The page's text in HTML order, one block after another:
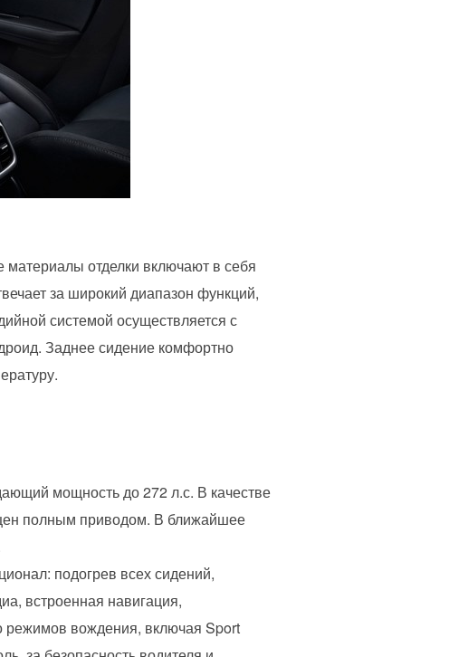
отделки включают в себя
за широкий диапазон функций,
системой осуществляется с
Заднее сидение комфортно
мощность до 272 л.с. В качестве
полным приводом. В ближайшее
подогрев всех сидений,
встроенная навигация,
режимов вождения, включая Sport